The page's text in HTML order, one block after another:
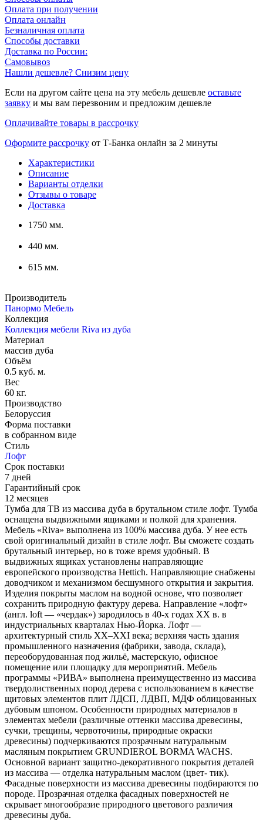
Оплата при получении
Оплата онлайн
Безналичная оплата
Способы доставки
Доставка по России:
Самовывоз
Нашли дешевле? Снизим цену
Если на другом сайте цена на эту мебель дешевле оставьте
заявку и мы вам перезвоним и предложим дешевле
Оплачивайте товары в рассрочку
Оформите рассрочку от Т-Банка онлайн за 2 минуты
Характеристики
Описание
Варианты отделки
Отзывы о товаре
Доставка
1750 мм.
440 мм.
615 мм.
Производитель
Панормо Мебель
Коллекция
Коллекция мебели Riva из дуба
Материал
массив дуба
Объём
0.5 куб. м.
Вес
60 кг.
Производство
Белоруссия
Форма поставки
в собранном виде
Стиль
Лофт
Срок поставки
7 дней
Гарантийный срок
12 месяцев
Тумба для ТВ из массива дуба в брутальном стиле лофт. Тумба
оснащена выдвижными ящиками и полкой для хранения.
Мебель «Riva» выполнена из 100% массива дуба. У нее есть
свой оригинальный дизайн в стиле лофт. Вы сможете создать
брутальный интерьер, но в тоже время удобный. В
выдвижных ящиках установлены направляющие
европейского производства Hettich. Направляющие снабжены
доводчиком и механизмом бесшумного открытия и закрытия.
Изделия покрыты маслом на водной основе, что позволяет
сохранить природную фактуру дерева. Направление «лофт»
(англ. loft — «чердак») зародилось в 40-х годах XX в. в
индустриальных кварталах Нью-Йорка. Лофт —
архитектурный стиль XX–XXI века; верхняя часть здания
промышленного назначения (фабрики, завода, склада),
переоборудованная под жильё, мастерскую, офисное
помещение или площадку для мероприятий. Мебель
программы «РИВА» выполнена преимущественно из массива
твердолиственных пород дерева с использованием в качестве
щитовых элементов плит ЛДСП, ЛДВП, МДФ облицованных
дубовым шпоном. Особенности природных материалов в
элементах мебели (различные оттенки массива древесины,
сучки, трещины, червоточины, природные окраски
древесины) подчеркиваются прозрачным натуральным
масляным покрытием GRUNDIEROL BORMA WACHS.
Основной вариант защитно-декоративного покрытия деталей
из массива — отделка натуральным маслом (цвет- тик).
Фасадные поверхности из массива древесины подбираются по
породе. Прозрачная отделка фасадных поверхностей не
скрывает многообразие природного цветового различия
древесины дуба.